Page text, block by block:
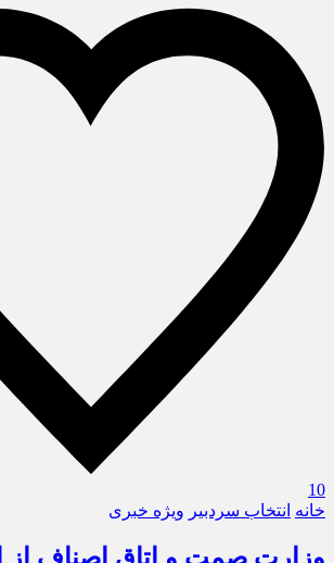
10
خانه انتخاب سردبیر ویژه خبری